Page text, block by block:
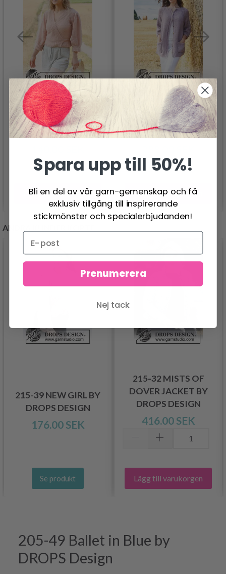
222-8 PEACHES AND
CREAM JACKET BY
DROPS DESIGN
Lägg till varukorgen
223-36 LAVENDER
POCKET BY DROPS
DESIGN
Lägg till varukorgen
ANDRA KUNDER KÖPTE
215-39 NEW GIRL BY
DROPS DESIGN
176.00 SEK
Se produkt
215-32 MISTS OF
DOVER JACKET BY
DROPS DESIGN
416.00 SEK
Lägg till varukorgen
205-49 Ballet in Blue by
DROPS Design
Spara upp till 50%!
Bli en del av vår garn-gemenskap och få
exklusiv tillgång till inspirerande
stickmönster och specialerbjudanden!
Prenumerera
Nej tack